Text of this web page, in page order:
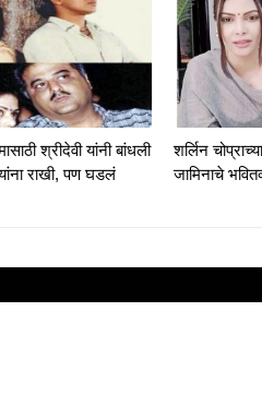
श्रीदेवी यांनी बांधली
राखी, पण घडलं
शर्लिन
जामिनाचे